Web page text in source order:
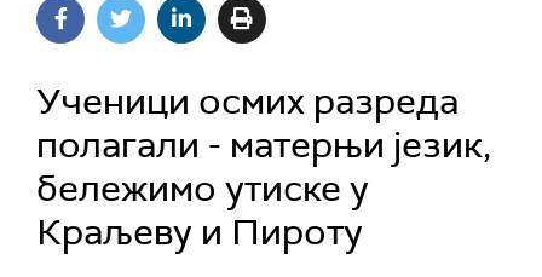
Ученици осмих разреда
полагали - матерњи језик,
бележимо утиске у
Краљеву и Пироту